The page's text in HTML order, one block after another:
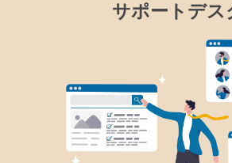
サポートデス